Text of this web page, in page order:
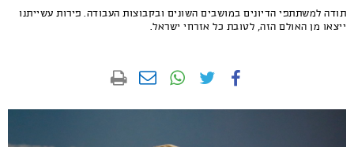
תודה למשתתפי הדיונים במושבים השונים ובקבוצות העבודה. פירות עשייתנו
ייצאו מן האולם הזה, לטובת כל אזרחי ישראל.